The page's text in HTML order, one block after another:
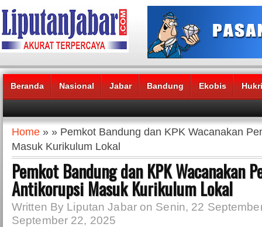
Beranda Nasional Jabar Bandung Ekobis
Headlines News :
Home » » Pemkot Bandung dan KPK Wacanakan
Masuk Kurikulum Lokal
Pemkot Bandung dan KPK Wacanakan
Antikorupsi Masuk Kurikulum Lokal
Written By Liputan Jabar on Senin, 22
September 22, 2025